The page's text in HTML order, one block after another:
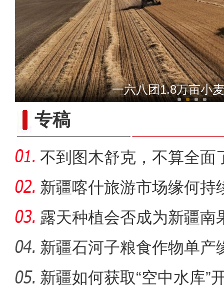
来听！著名评书表演艺术家
《天山之约》 新疆维吾尔自
一六八团1.8万亩小
专稿
不到图木舒克，不算全面
团
新疆喀什旅游市场缘何持
露天种植会否成为新疆南
新疆石河子粮食作物单产
新疆如何获取“空中水库”